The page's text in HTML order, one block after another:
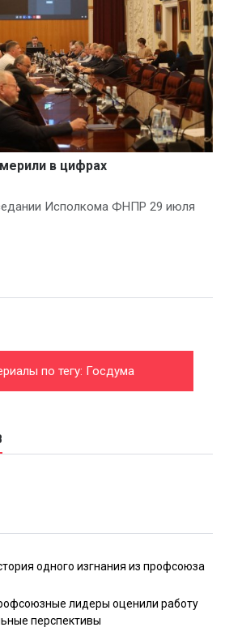
в цифрах
Исполкома ФНПР 29 июля
по тегу: Госдума
одного изгнания из профсоюза
лидеры оценили работу
перспективы